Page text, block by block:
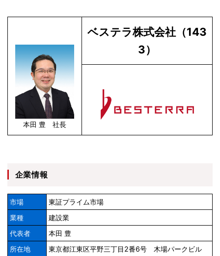
本田 豊 社長
ベステラ株式会社（143
3）
企業情報
市場
東証プライム市場
業種
建設業
代表者
本田 豊
所在地
東京都江東区平野三丁目2番6号 木場パークビル